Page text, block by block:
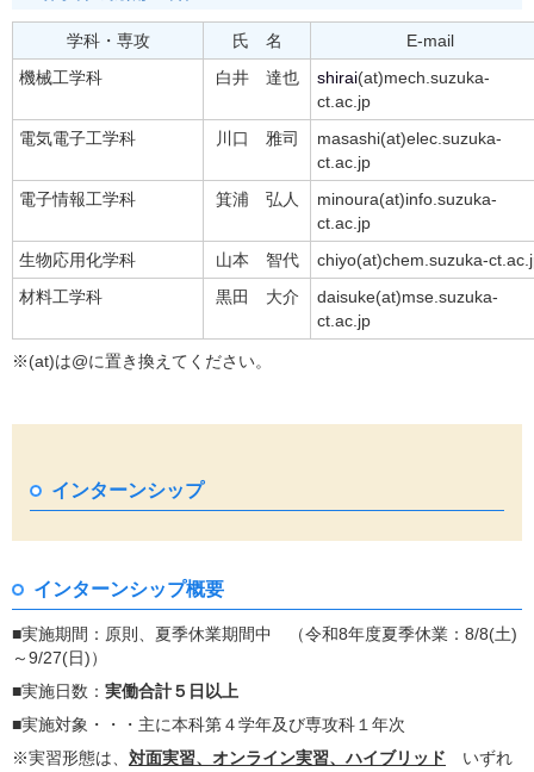
学科・専攻 氏 名
E-mail
機械工学科
白井 達也 shirai(at)mech.suzuka-
ct.ac.jp
電気電子工学科
川口 雅司
masashi(at)elec.suzuka-
ct.ac.jp
電子情報工学科
箕浦 弘人
minoura(at)info.suzuka-
ct.ac.jp
生物応用化学科
山本 智代
chiyo(at)chem.suzuka-
材料工学科
黒田 大介
daisuke(at)mse.suzuka-
ct.ac.jp
※(at)は@に置き換えてください。
インターンシップ
インターンシップ概要
■実施期間：原則、夏季休業期間中 （令和8年度夏季休業：8/8(土)
～9/27(日)）
■実施日数： 実働合計５日以上
■実施対象・・・主に本科第４学年及び専攻科１年次
※実習形態は、 対面実習、オンライン実習、ハイブリッド いずれ